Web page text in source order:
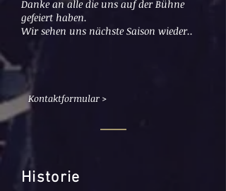
Danke an alle die uns auf der Bühne
gefeiert haben.
Wir sehen uns nächste Saison wieder..
Kontaktformular >
Historie